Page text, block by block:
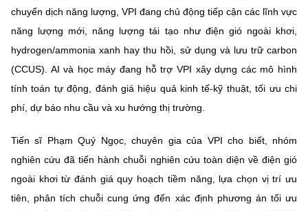
chuyển dịch năng lượng, VPI đang chủ động tiếp cận các lĩnh vực
năng lượng mới, năng lượng tái tạo như điện gió ngoài khơi,
hydrogen/ammonia xanh hay thu hồi, sử dụng và lưu trữ carbon
(CCUS). AI và học máy đang hỗ trợ VPI xây dựng các mô hình
tính toán tự động, đánh giá hiệu quả kinh tế-kỹ thuật, tối ưu chi
phí, dự báo nhu cầu và xu hướng thị trường.
Tiến sĩ Phạm Quý Ngọc, chuyên gia của VPI cho biết, nhóm
nghiên cứu đã tiến hành chuỗi nghiên cứu toàn diện về điện gió
ngoài khơi từ đánh giá quy hoạch tiềm năng, lựa chọn vị trí ưu
tiên, phân tích chuỗi cung ứng đến xác định phương án tối ưu